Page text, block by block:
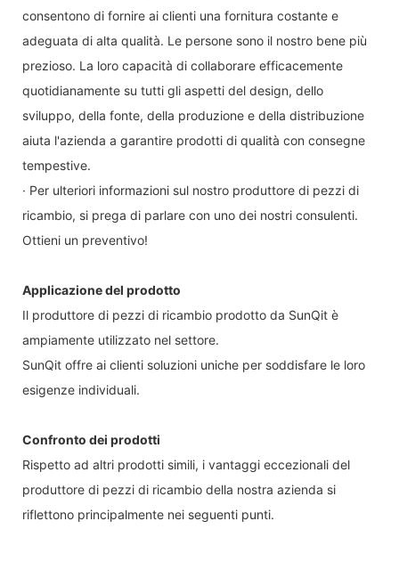
consentono di fornire ai clienti una fornitura costante e
adeguata di alta qualità. Le persone sono il nostro bene più
prezioso. La loro capacità di collaborare efficacemente
quotidianamente su tutti gli aspetti del design, dello
sviluppo, della fonte, della produzione e della distribuzione
aiuta l'azienda a garantire prodotti di qualità con consegne
tempestive.
· Per ulteriori informazioni sul nostro produttore di pezzi di
ricambio, si prega di parlare con uno dei nostri consulenti.
Ottieni un preventivo!
Applicazione del prodotto
Il produttore di pezzi di ricambio prodotto da SunQit è
ampiamente utilizzato nel settore.
SunQit offre ai clienti soluzioni uniche per soddisfare le loro
esigenze individuali.
Confronto dei prodotti
Rispetto ad altri prodotti simili, i vantaggi eccezionali del
produttore di pezzi di ricambio della nostra azienda si
riflettono principalmente nei seguenti punti.